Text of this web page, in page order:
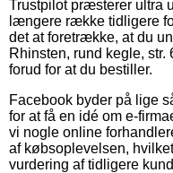
Trustpilot præsterer ultra
længere række tidligere
det at foretrække, at du
Rhinsten, rund kegle, str.
forud for at du bestiller.
Facebook byder på lige
for at få en idé om e-
vi nogle online
af købsoplevelsen,
vurdering af tidligere